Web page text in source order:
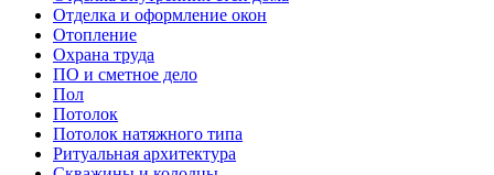
Отделка и оформление окон
Отопление
Охрана труда
ПО и сметное дело
Пол
Потолок
Потолок натяжного типа
Ритуальная архитектура